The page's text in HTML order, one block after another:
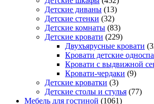
Детские диваны (13)
Детские стенки (32)
Детские комнаты (83)
Детские кровати (229)
Двухъярусные кровати
Кровати детские
Кровати с выдвижной
Кровати-чердаки (9)
Детские кроватки (3)
Детские столы и стулья (77)
Мебель для гостиной (1061)